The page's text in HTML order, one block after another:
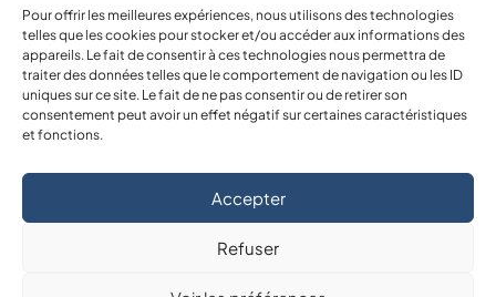
Pour offrir les meilleures expériences, nous utilisons des technologies
telles que les cookies pour stocker et/ou accéder aux informations des
appareils. Le fait de consentir à ces technologies nous permettra de
traiter des données telles que le comportement de navigation ou les ID
uniques sur ce site. Le fait de ne pas consentir ou de retirer son
consentement peut avoir un effet négatif sur certaines caractéristiques
et fonctions.
Accepter
Refuser
6 RUE NEWTON
35760 MONTGERMONT